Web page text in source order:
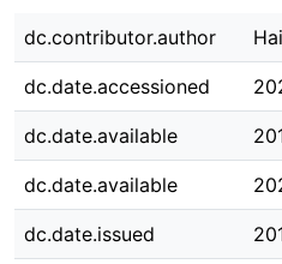
dc.contributor.author
dc.date.accessioned
dc.date.available
dc.date.available
dc.date.issued